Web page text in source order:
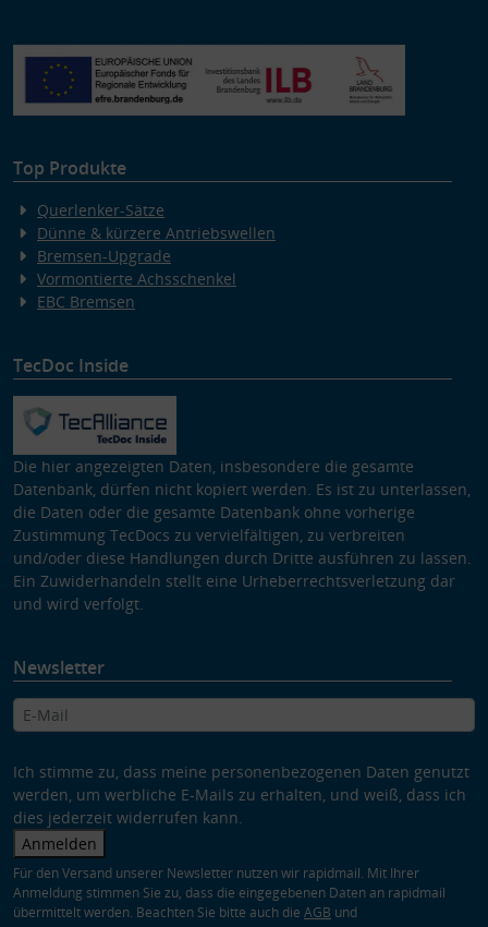
Top Produkte
Querlenker-Sätze
Dünne & kürzere Antriebswellen
Bremsen-Upgrade
Vormontierte Achsschenkel
EBC Bremsen
TecDoc Inside
Die hier angezeigten Daten, insbesondere die gesamte
Datenbank, dürfen nicht kopiert werden. Es ist zu unterlassen,
die Daten oder die gesamte Datenbank ohne vorherige
Zustimmung TecDocs zu vervielfältigen, zu verbreiten
und/oder diese Handlungen durch Dritte ausführen zu lassen.
Ein Zuwiderhandeln stellt eine Urheberrechtsverletzung dar
und wird verfolgt.
Newsletter
Ich stimme zu, dass meine personenbezogenen Daten genutzt
werden, um werbliche E-Mails zu erhalten, und weiß, dass ich
dies jederzeit widerrufen kann.
Anmelden
Für den Versand unserer Newsletter nutzen wir rapidmail. Mit Ihrer
Anmeldung stimmen Sie zu, dass die eingegebenen Daten an rapidmail
übermittelt werden. Beachten Sie bitte auch die AGB und